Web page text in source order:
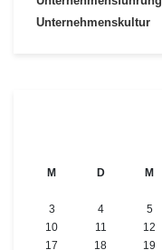
Unternehmenskultur
M D M
3
4 5
10
11 12
17
18 19